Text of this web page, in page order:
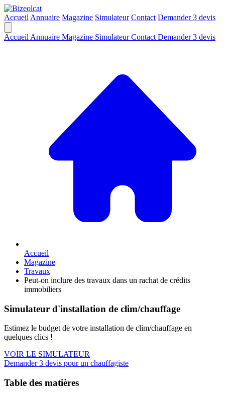
Accueil Annuaire Magazine Simulateur Contact Demander 3 devis
Accueil Annuaire Magazine SimulateurContact Demander 3 devis
Accueil
Magazine
Travaux
Peut-on inclure des travaux dans un rachat de crédits
immobiliers
Simulateur d'installation de clim/chauffage
Estimez le budget de votre installation de clim/chauffage en
quelques clics !
VOIR LE SIMULATEUR
Demander 3 devis pour un chauffagiste
Table des matières